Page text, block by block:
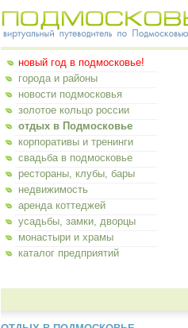
новый год в подмосковье!
города и районы
новости подмосковья
золотое кольцо россии
отдых в Подмосковье
корпоративы и тренинги
свадьба в подмосковье
рестораны, клубы, бары
недвижимость
аренда коттеджей
усадьбы, замки, дворцы
монастыри и храмы
каталог предприятий